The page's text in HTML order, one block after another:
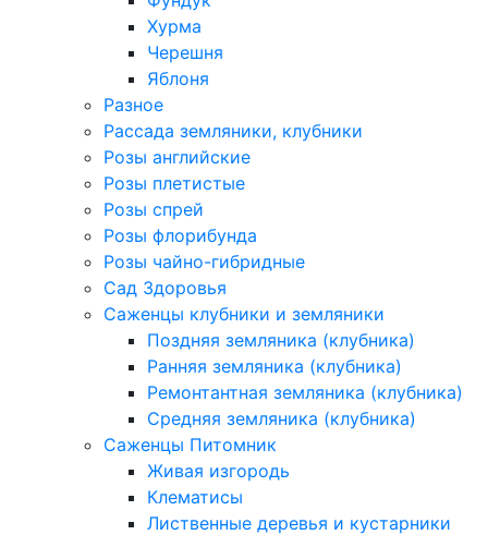
Хурма
Черешня
Яблоня
Разное
Рассада земляники, клубники
Розы английские
Розы плетистые
Розы спрей
Розы флорибунда
Розы чайно-гибридные
Сад Здоровья
Саженцы клубники и земляники
Поздняя земляника (клубника)
Ранняя земляника (клубника)
Ремонтантная земляника (клубника)
Средняя земляника (клубника)
Саженцы Питомник
Живая изгородь
Клематисы
Лиственные деревья и кустарники